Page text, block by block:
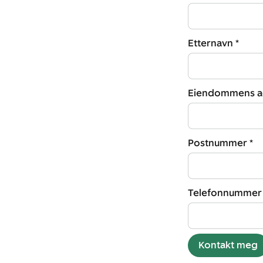
Etternavn *
Eiendommens
Postnummer *
Telefonnummer
Kontakt meg